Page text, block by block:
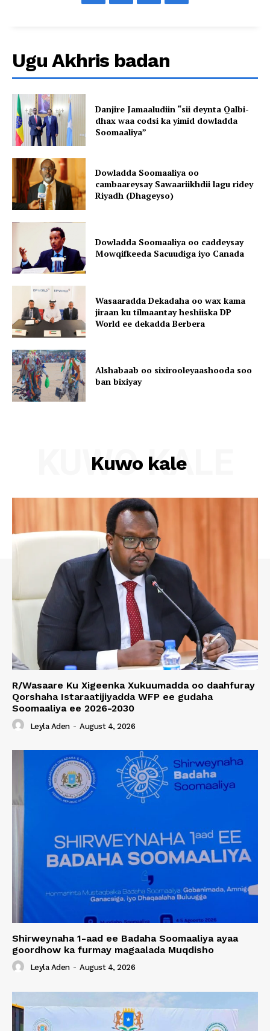
Ugu Akhris badan
Danjire Jamaaludiin “sii deynta Qalbi-
dhax waa codsi ka yimid dowladda
Soomaaliya”
Dowladda Soomaaliya oo
cambaareysay Sawaariikhdii lagu ridey
Riyadh (Dhageyso)
Dowladda Soomaaliya oo caddeysay
Mowqifkeeda Sacuudiga iyo Canada
Wasaaradda Dekadaha oo wax kama
jiraan ku tilmaantay heshiiska DP
World ee dekadda Berbera
Alshabaab oo sixirooleyaashooda soo
ban bixiyay
Kuwo kale
KUWO KALE
R/Wasaare Ku Xigeenka Xukuumadda oo daahfuray
Qorshaha Istaraatijiyadda WFP ee gudaha
Soomaaliya ee 2026-2030
Leyla Aden - August 4, 2026
Shirweynaha 1-aad ee Badaha Soomaaliya ayaa
goordhow ka furmay magaalada Muqdisho
Leyla Aden - August 4, 2026